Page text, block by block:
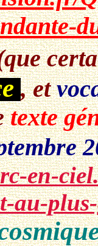
, et
texte
en-
au-